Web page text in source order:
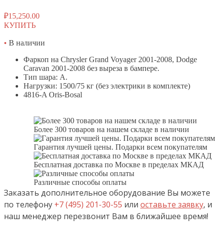
₽15,250.00
КУПИТЬ
• В наличии
Фаркоп на Chrysler Grand Voyager 2001-2008, Dodge
Caravan 2001-2008 без выреза в бампере.
Тип шара: A.
Нагрузки: 1500/75 кг (без электрики в комплекте)
4816-A Oris-Bosal
Более 300 товаров на нашем складе в наличии
Гарантия лучшей цены. Подарки всем покупателям
Бесплатная доставка по Москве в пределах МКАД
Различные способы оплаты
Заказать дополнительное оборудование Вы можете
по телефону +7 (495) 201-30-55 или оставьте заявку, и
наш менеджер перезвонит Вам в ближайшее время!